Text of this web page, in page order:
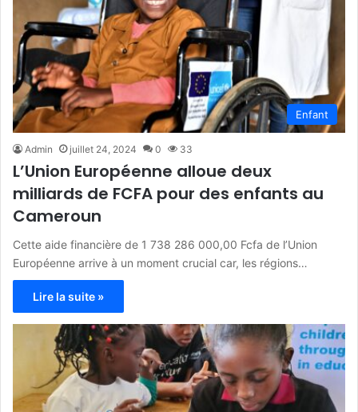
Enfant
Admin juillet 24, 2024 0 33
L’Union Européenne alloue deux
milliards de FCFA pour des enfants au
Cameroun
Cette aide financière de 1 738 286 000,00 Fcfa de l’Union
Européenne arrive à un moment crucial car, les régions…
Lire la suite »